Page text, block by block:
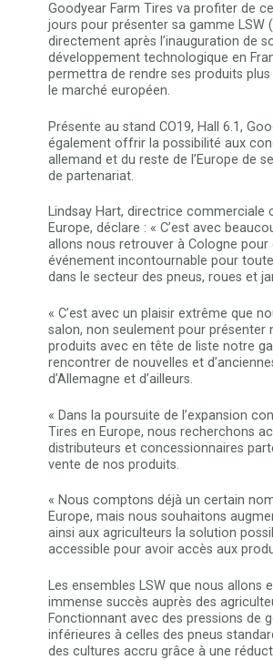
Goodyear Farm Tires va profiter de
jours pour présenter sa gamme LSW
directement après l’inauguration de
développement technologique en
permettra de rendre ses produits
le marché européen.
Présente au stand CO19, Hall 6.1,
également offrir la possibilité aux
allemand et du reste de l’Europe de
de partenariat.
Lindsay Hart, directrice commerciale
Europe, déclare : « C’est avec
allons nous retrouver à Cologne
événement incontournable pour
dans le secteur des pneus, roues et
« C’est avec un plaisir extrême que
salon, non seulement pour
produits avec en tête de liste notre
rencontrer de nouvelles et
d’Allemagne et d’ailleurs.
« Dans la poursuite de l’expansion
Tires en Europe, nous recherchons
distributeurs et concessionnaires
vente de nos produits.
« Nous comptons déjà un certain
Europe, mais nous souhaitons
ainsi aux agriculteurs la solution
accessible pour avoir accès aux
Les ensembles LSW que nous allons
immense succès auprès des
Fonctionnant avec des pressions de
inférieures à celles des pneus
des cultures accru grâce à une